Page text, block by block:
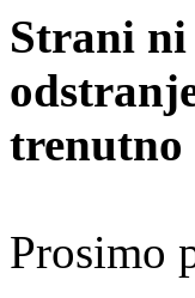
Strani ni
trenutno
Prosimo